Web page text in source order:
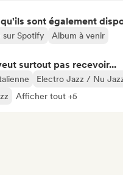
sont également
sur Spotify Album à venir
surtout pas recevoir...
Electro Jazz / Nu
Afficher tout +5